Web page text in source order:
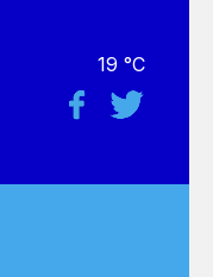
19 °C